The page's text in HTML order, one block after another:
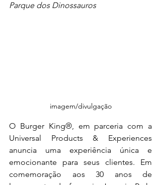
Parque dos Dinossauros
imagem/divulgação
O Burger King®, em parceria com a
Universal Products & Experiences
anuncia uma experiência única e
emocionante para seus clientes. Em
comemoração aos 30 anos de